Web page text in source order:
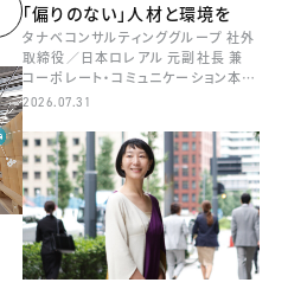
「偏りのない」人材と環境を
タナベコンサルティンググループ 社外
取締役／日本ロレアル 元副社長 兼
コーポレート・コミュニケーション本部
本部長／キャリアコンサルタント 井村
2026.07.31